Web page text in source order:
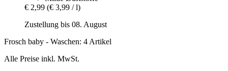
€ 2,99 (€ 3,99 / l)
Zustellung bis 08. August
Frosch baby - Waschen: 4 Artikel
Alle Preise inkl. MwSt.